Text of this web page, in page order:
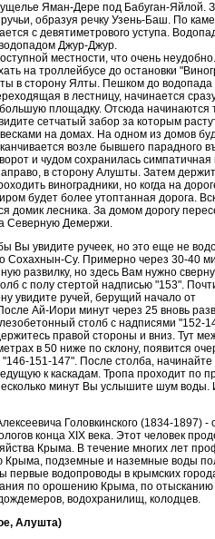
Яман-Дере под Бабуган-Яйлой.
образуя речку Узень-Баш. По
с девятиметрового уступа.
Джур-Джур.
местности, что очень
на троллейбусе до остановки
в сторону Ялты. Пешком до водопада
в лестницу, начинается
площадку. Отсюда начинаются
сетчатый забор за которым
на домах. На одном из домов
возле бывшего парадного
и чудом сохранилась симпатичная
в сторону Алушты. Затем
виноградники, но когда на
будет более утоптанная дорога.
домик лесника. За домом дорогу
Северную Демержи.
Вы увидите ручеек, но это еще не
Сохахнын-Су. Примерно через 30-40
развилку, но здесь Вам нужно
с полу стертой надписью "153".
увидите ручей, берущий начало от
Ай-Иори минут через 25 вновь
столб с надписями "152-
правой стороны и вниз. Тут
в 50 ниже по склону, появится
151-147". После столба, начинайте
к каскадам. Тропа проходит по
минут Вы услышите шум воды.
Головкинского (1834-1897) -
конца XIX века. Этот человек
Крыма. В течение многих лет
Крыма, подземные и наземные воды
первые водопроводы в крымских
по орошению Крыма, по
водохранилищ, колодцев.
Алушта)